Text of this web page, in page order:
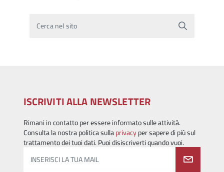
Cerca nel sito
ISCRIVITI ALLA NEWSLETTER
Rimani in contatto per essere informato sulle attività.
Consulta la nostra politica sullaprivacyper sapere di più sul
trattamento dei tuoi dati. Puoi disiscriverti quando vuoi.
INSERISCI LA TUA MAIL